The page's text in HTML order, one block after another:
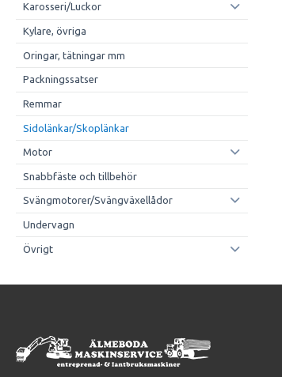
Karosseri/Luckor
Kylare, övriga
Oringar, tätningar mm
Packningssatser
Remmar
Sidolänkar/Skoplänkar
Motor
Snabbfäste och tillbehör
Svängmotorer/Svängväxellådor
Undervagn
Övrigt